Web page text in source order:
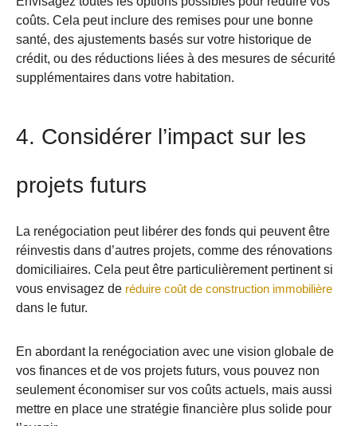
coûts. Cela peut inclure des remises pour une bonne
santé, des ajustements basés sur votre historique de
crédit, ou des réductions liées à des mesures de sécurité
supplémentaires dans votre habitation.
4. Considérer l’impact sur les
projets futurs
La renégociation peut libérer des fonds qui peuvent être
réinvestis dans d’autres projets, comme des rénovations
domiciliaires. Cela peut être particulièrement pertinent si
vous envisagez de réduire coût de construction immobilière
dans le futur.
En abordant la renégociation avec une vision globale de
vos finances et de vos projets futurs, vous pouvez non
seulement économiser sur vos coûts actuels, mais aussi
mettre en place une stratégie financière plus solide pour